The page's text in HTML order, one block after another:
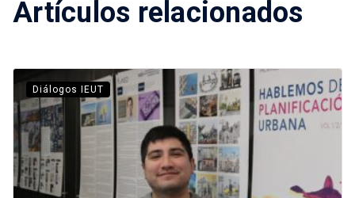
Artículos relacionados
Diálogos IEUT